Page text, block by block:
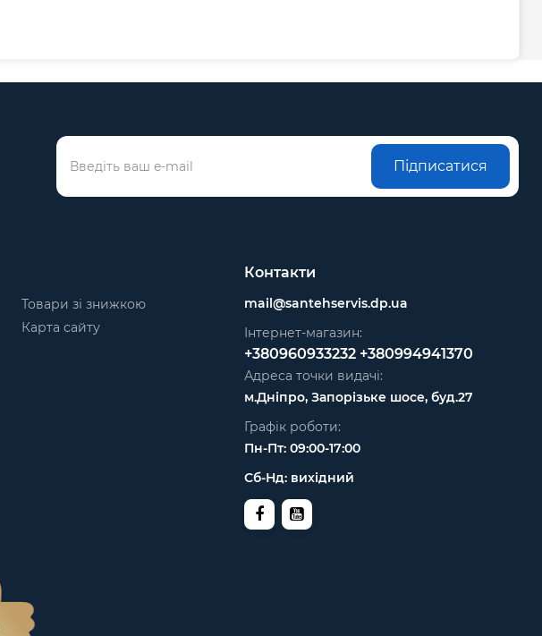
Підписатися
Товари зі знижкою
Карта сайту
Контакти
mail@santehservis.dp.ua
Інтернет-магазин:
+380960933232 +380994941370
Адреса точки видачі:
м.Дніпро, Запорізьке шосе, буд.27
Графік роботи:
Пн-Пт: 09:00-17:00
Сб-Нд: вихідний